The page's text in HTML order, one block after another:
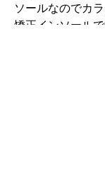
ソールなのでカ
矯正インソールで